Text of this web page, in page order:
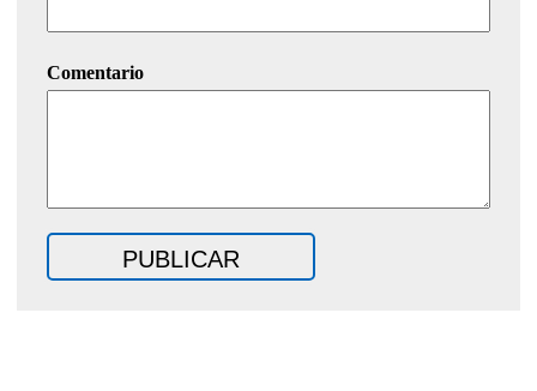
Comentario